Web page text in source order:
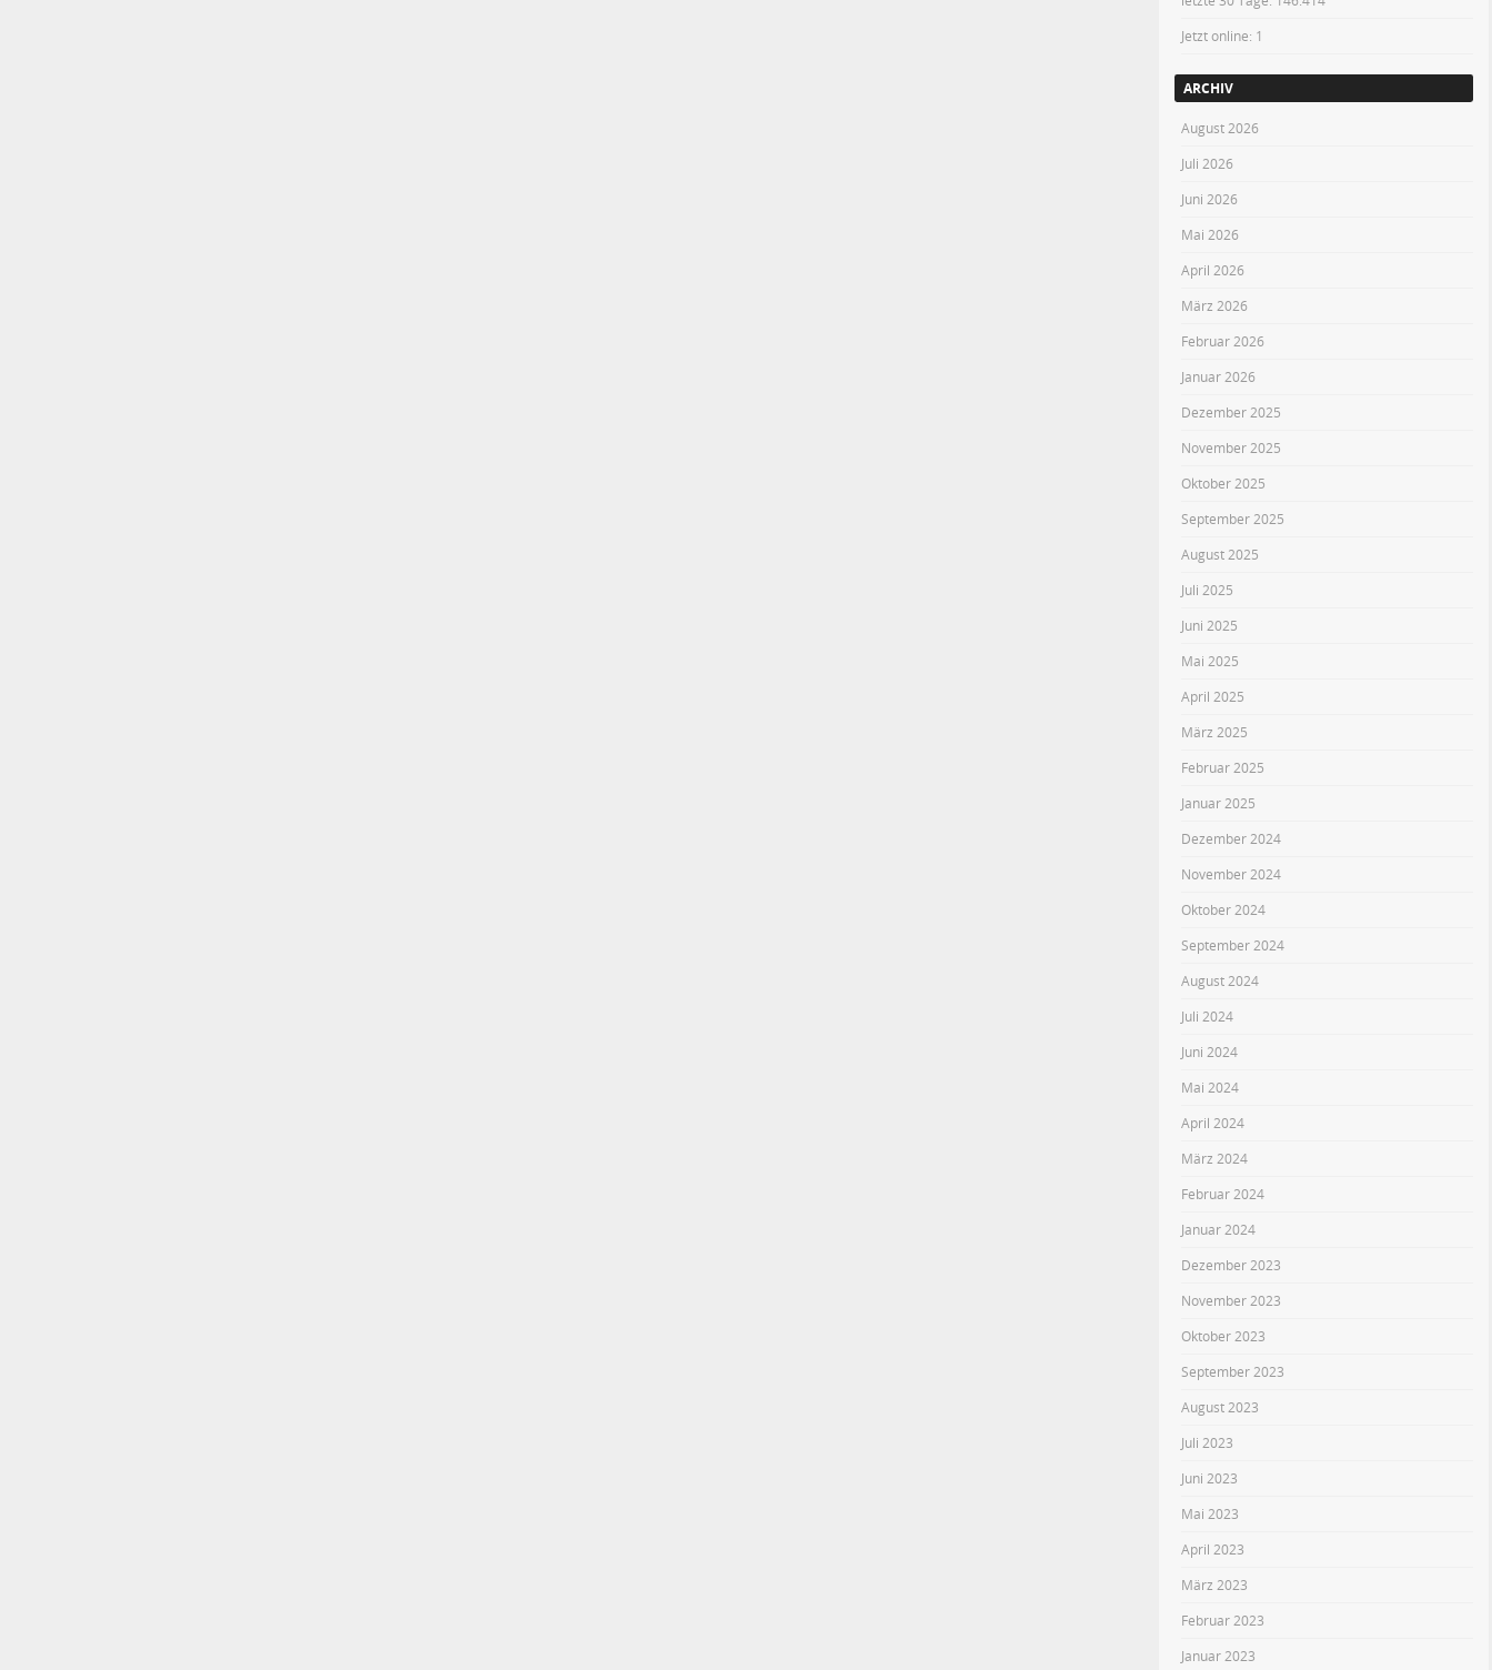
Jetzt online: 1
ARCHIV
August 2026
Juli 2026
Juni 2026
Mai 2026
April 2026
März 2026
Februar 2026
Januar 2026
Dezember 2025
November 2025
Oktober 2025
September 2025
August 2025
Juli 2025
Juni 2025
Mai 2025
April 2025
März 2025
Februar 2025
Januar 2025
Dezember 2024
November 2024
Oktober 2024
September 2024
August 2024
Juli 2024
Juni 2024
Mai 2024
April 2024
März 2024
Februar 2024
Januar 2024
Dezember 2023
November 2023
Oktober 2023
September 2023
August 2023
Juli 2023
Juni 2023
Mai 2023
April 2023
März 2023
Februar 2023
Januar 2023